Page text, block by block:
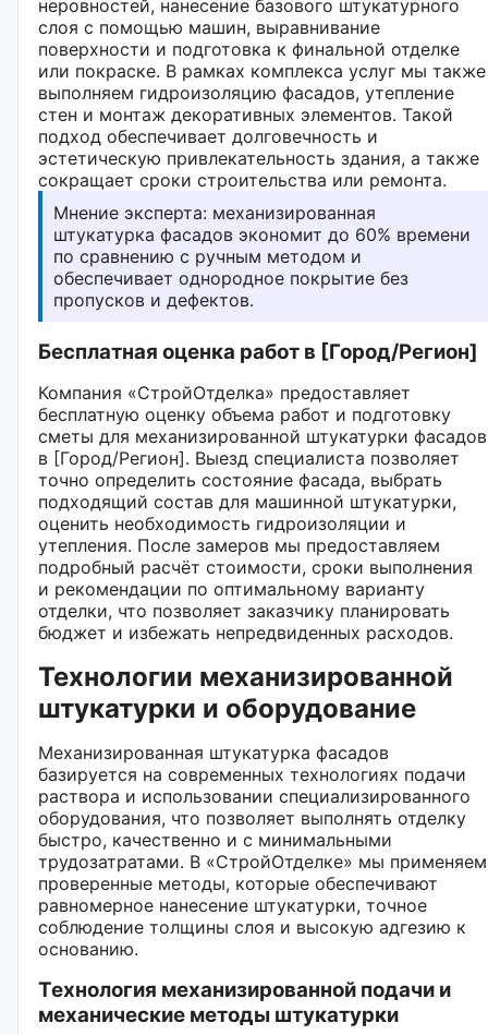
неровностей, нанесение базового штукатурного
слоя с помощью машин, выравнивание
поверхности и подготовка к финальной отделке
или покраске. В рамках комплекса услуг мы также
выполняем гидроизоляцию фасадов, утепление
стен и монтаж декоративных элементов. Такой
подход обеспечивает долговечность и
эстетическую привлекательность здания, а также
сокращает сроки строительства или ремонта.
Мнение эксперта: механизированная
штукатурка фасадов экономит до 60% времени
по сравнению с ручным методом и
обеспечивает однородное покрытие без
пропусков и дефектов.
Бесплатная оценка работ в [Город/Регион]
Компания «СтройОтделка» предоставляет
бесплатную оценку объема работ и подготовку
сметы для механизированной штукатурки фасадов
в [Город/Регион]. Выезд специалиста позволяет
точно определить состояние фасада, выбрать
подходящий состав для машинной штукатурки,
оценить необходимость гидроизоляции и
утепления. После замеров мы предоставляем
подробный расчёт стоимости, сроки выполнения
и рекомендации по оптимальному варианту
отделки, что позволяет заказчику планировать
бюджет и избежать непредвиденных расходов.
Технологии механизированной
штукатурки и оборудование
Механизированная штукатурка фасадов
базируется на современных технологиях подачи
раствора и использовании специализированного
оборудования, что позволяет выполнять отделку
быстро, качественно и с минимальными
трудозатратами. В «СтройОтделке» мы применяем
проверенные методы, которые обеспечивают
равномерное нанесение штукатурки, точное
соблюдение толщины слоя и высокую адгезию к
основанию.
Технология механизированной подачи и
механические методы штукатурки